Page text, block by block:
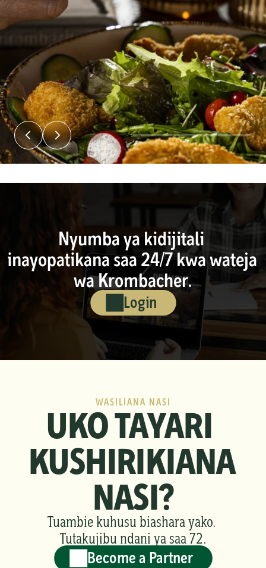
Nyumba ya kidijitali
inayopatikana saa 24/7 kwa wateja
wa Krombacher.
Login
WASILIANA NASI
UKO TAYARI
KUSHIRIKIANA
NASI?
Tuambie kuhusu biashara yako.
Tutakujibu ndani ya saa 72.
Become a Partner